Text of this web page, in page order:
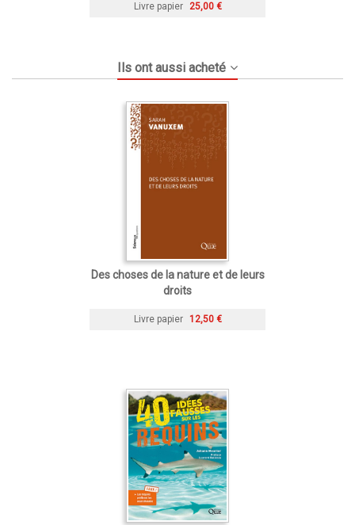
Livre papier 25,00 €
Ils ont aussi acheté
Des choses de la nature et de leurs
droits
Livre papier 12,50 €